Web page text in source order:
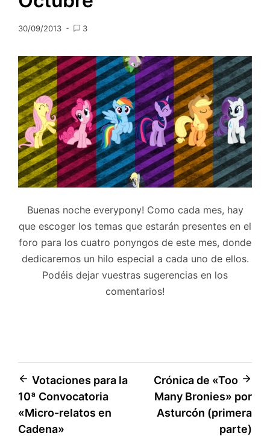
30/09/2013 3
Buenas noche everypony! Como cada mes, hay
que escoger los temas que estarán presentes en el
foro para los cuatro ponyngos de este mes, donde
dedicaremos un hilo especial a cada uno de ellos.
Podéis dejar vuestras sugerencias en los
comentarios!
Navegación
de
entradas
Votaciones para la
10ª Convocatoria
«Micro-relatos en
Cadena»
Crónica de «Too
Many Bronies» por
Asturcón (primera
parte)